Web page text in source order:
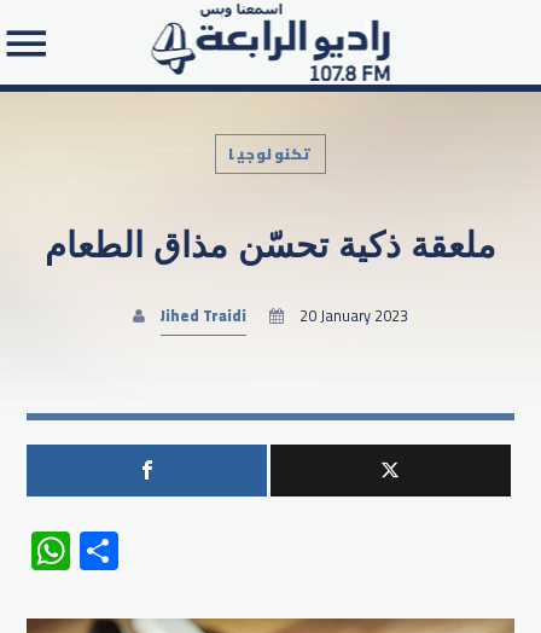
Search in the website:
تكنولوجيا
ملعقة ذكية تحسّن مذاق الطعام
Jihed Traidi 20 January 2023
WhatsApp